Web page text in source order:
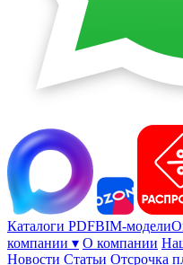
Каталоги PDFBIM-модели
компании ▾ О компании
Новости Статьи Отсрочка